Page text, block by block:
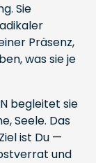
Sie
Präsenz,
was sie je
begleitet sie
Seele. Das
ist Du —
und